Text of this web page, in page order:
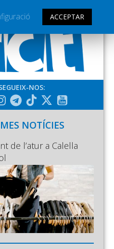
NOS:
NOTÍCIES
de l’atur a Calella
ACCEPTAR